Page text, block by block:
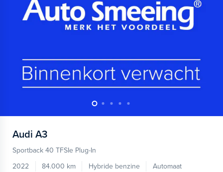
Audi A3
Sportback 40 TFSIe Plug-In
2022
84.000 km Hybride benzine
Automaat